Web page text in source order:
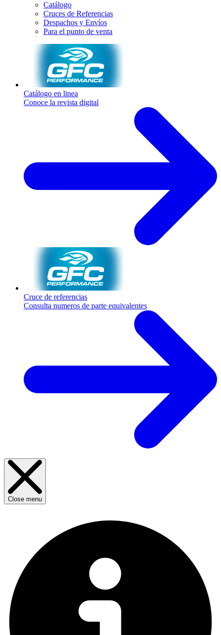
Catálogo
Cruces de Referencias
Despachos y Envíos
Para el punto de venta
Catálogo en linea
Conoce la revista digital
Cruce de referencias
Consulta numeros de parte equivalentes
Close menu